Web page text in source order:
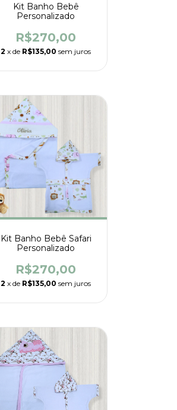
Kit Banho Bebê
Personalizado
R$270,00
2 x de R$135,00 sem juros
Kit Banho Bebê Safari
Personalizado
R$270,00
2 x de R$135,00 sem juros